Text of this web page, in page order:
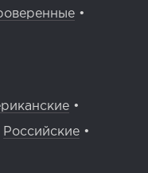
•
•
Российские •